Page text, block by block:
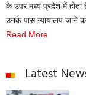
के उपर मध्य प्रदेश में होता
उनके पास न्यायालय जाने
Read More
Latest